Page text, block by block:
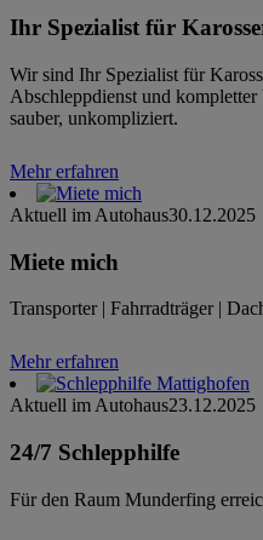
Ihr Spezialist für
Wir sind Ihr Spezialist für
Abschleppdienst und
sauber, unkompliziert.
Mehr erfahren
Aktuell im Autohaus30.12.2025
Miete mich
Transporter | Fahrradträger |
Mehr erfahren
Aktuell im Autohaus23.12.2025
24/7 Schlepphilfe
Für den Raum Munderfing